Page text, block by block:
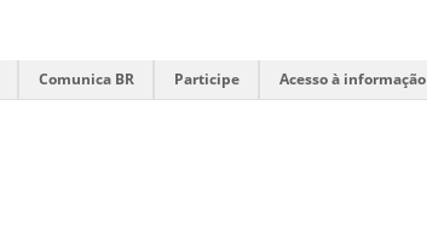
Comunica BR Participe Acesso à informação